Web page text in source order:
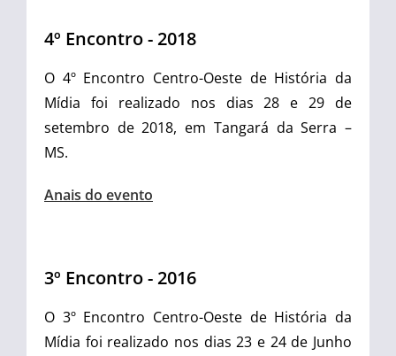
4º Encontro - 2018
O 4º Encontro Centro-Oeste de História da
Mídia foi realizado nos dias 28 e 29 de
setembro de 2018, em Tangará da Serra –
MS.
Anais do evento
3º Encontro - 2016
O 3º Encontro Centro-Oeste de História da
Mídia foi realizado nos dias 23 e 24 de Junho